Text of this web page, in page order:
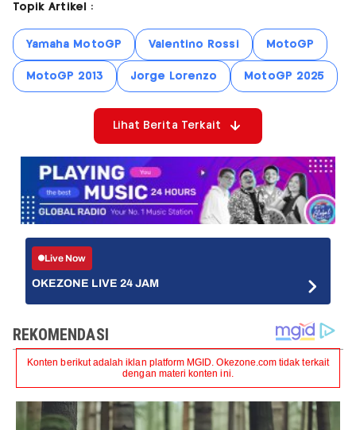
Topik Artikel :
Yamaha MotoGP Valentino Rossi MotoGP
MotoGP 2013 Jorge Lorenzo MotoGP 2025
Lihat Berita Terkait
Live Now
OKEZONE LIVE 24 JAM